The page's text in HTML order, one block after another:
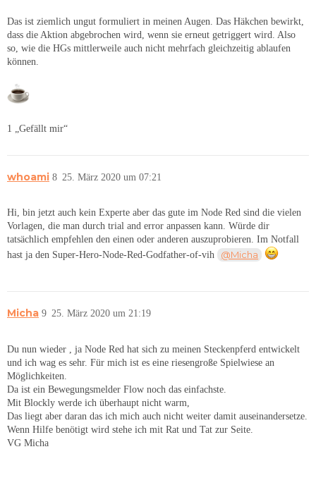
Das ist ziemlich ungut formuliert in meinen Augen. Das Häkchen bewirkt,
dass die Aktion abgebrochen wird, wenn sie erneut getriggert wird. Also
so, wie die HGs mittlerweile auch nicht mehrfach gleichzeitig ablaufen
können.
1 „Gefällt mir“
whoami 25. März 2020 um 07:21
8
Hi, bin jetzt auch kein Experte aber das gute im Node Red sind die vielen
Vorlagen, die man durch trial and error anpassen kann. Würde dir
tatsächlich empfehlen den einen oder anderen auszuprobieren. Im Notfall
hast ja den Super-Hero-Node-Red-Godfather-of-vih
@Micha
Micha 25. März 2020 um 21:19
9
Du nun wieder , ja Node Red hat sich zu meinen Steckenpferd entwickelt
und ich wag es sehr. Für mich ist es eine riesengroße Spielwiese an
Möglichkeiten.
Da ist ein Bewegungsmelder Flow noch das einfachste.
Mit Blockly werde ich überhaupt nicht warm,
Das liegt aber daran das ich mich auch nicht weiter damit auseinandersetze.
Wenn Hilfe benötigt wird stehe ich mit Rat und Tat zur Seite.
VG Micha